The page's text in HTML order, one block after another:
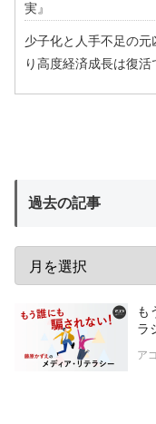
実』
少子化と人手不足の
り高度経済成長は復活
過去の記事
も
ラ
ア